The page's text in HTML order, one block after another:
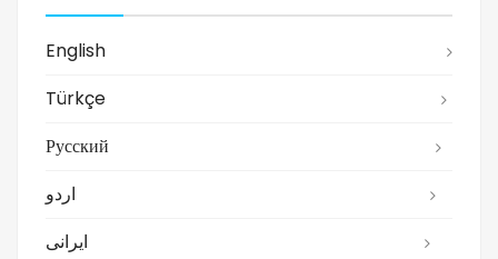
English
Türkçe
Русский
اردو
ایرانی